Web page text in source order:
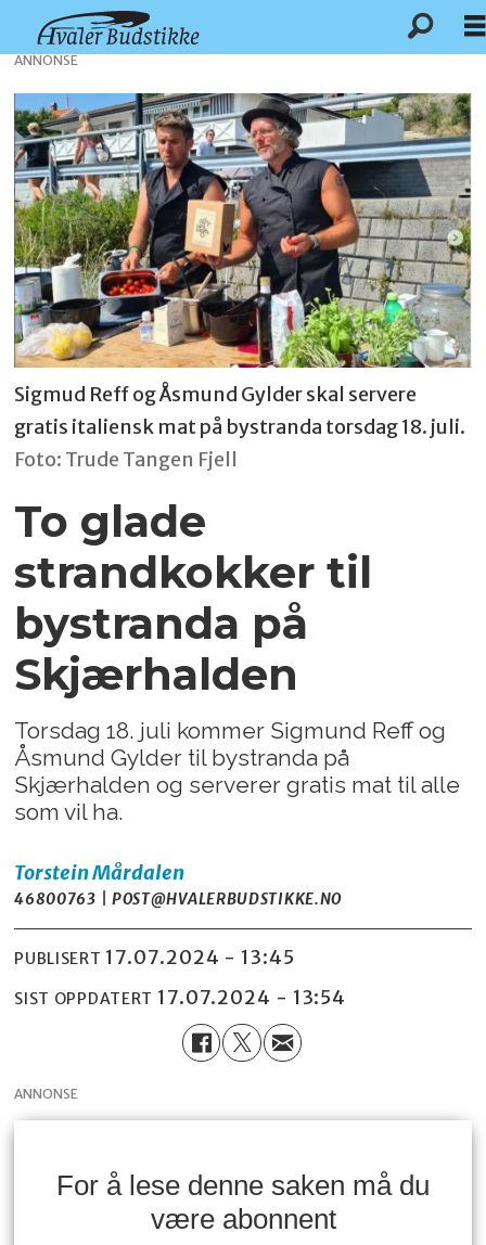
ANNONSE
Sigmud Reff og Åsmund Gylder skal servere
gratis italiensk mat på bystranda torsdag 18. juli.
Foto: Trude Tangen Fjell
To glade
strandkokker til
bystranda på
Skjærhalden
Torsdag 18. juli kommer Sigmund Reff og
Åsmund Gylder til bystranda på
Skjærhalden og serverer gratis mat til alle
som vil ha.
TorsteinMårdalen
46800763 | POST@HVALERBUDSTIKKE.NO
PUBLISERT 17.07.2024 - 13:45
SIST OPPDATERT 17.07.2024 - 13:54
ANNONSE
For å lese denne saken må du
være abonnent